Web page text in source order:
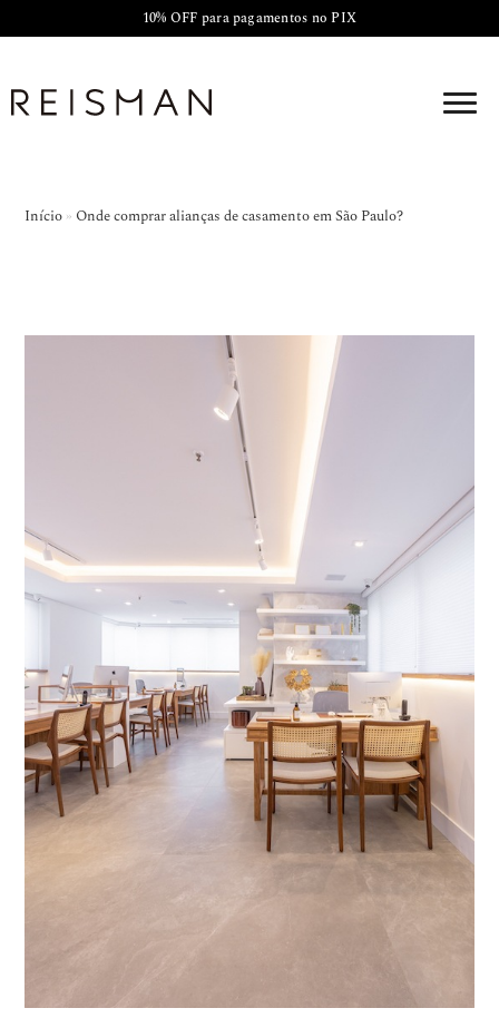
10% OFF para pagamentos no PIX
Início » Onde comprar alianças de casamento em São Paulo?